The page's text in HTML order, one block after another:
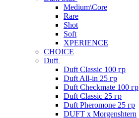
Medium\Core
Rare
Shot
Soft
XPERIENCE
CHOICE
Duft
Duft Classic 100 гр
Duft All-in 25 гр
Duft Checkmate 100 гр
Duft Classic 25 гр
Duft Pheromone 25 гр
DUFT x Morgenshtern